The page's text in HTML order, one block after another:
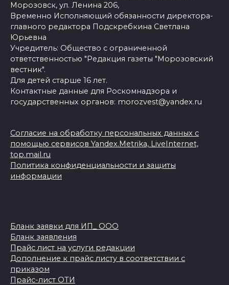
Морозовск, ул. Ленина 206,
Временно Исполняющий обязанности директора-
главного редактора Подскребкина Светлана
Юрьевна
Учредитель: Общество с ограниченной
ответственностью "Редакция газеты "Морозовский
вестник".
Для детей старше 16 лет.
Контактные данные для Роскомнадзора и
государственных органов: morozvest@yandex.ru
Согласие на обработку персональных данных с
помощью сервисов Yandex.Metrika, LiveInternet,
top.mail.ru
Политика конфиденциальности и защиты
информации
Бланк заявки для ИП_ ООО
Бланк заявления
Прайс лист на услуги редакции
Дополнение к прайс листу в соответствии с
приказом
Прайс-лист ОТИ